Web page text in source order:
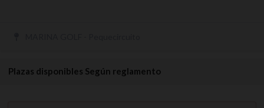
Plazas disponibles Según reglamento